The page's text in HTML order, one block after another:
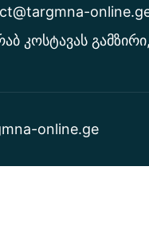
კოსტავას
online.ge